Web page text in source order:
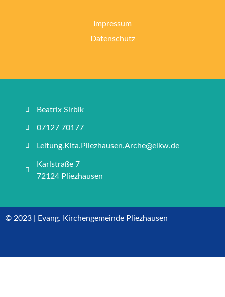
Impressum
Datenschutz
Beatrix Sirbik
07127 70177
Leitung.Kita.Pliezhausen.Arche@elkw.de
Karlstraße 7
72124 Pliezhausen
© 2023 | Evang. Kirchengemeinde Pliezhausen